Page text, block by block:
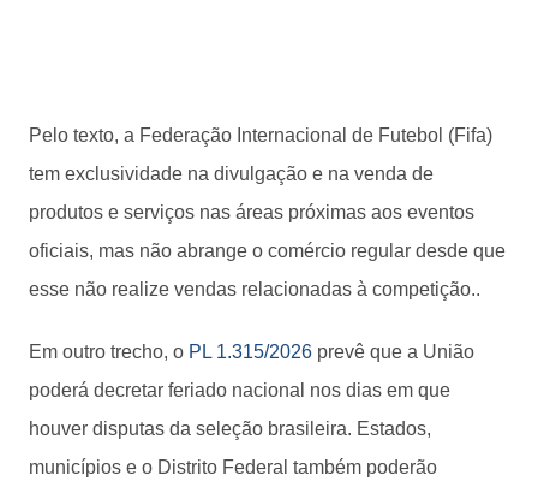
Pelo texto, a Federação Internacional de Futebol (Fifa)
tem exclusividade na divulgação e na venda de
produtos e serviços nas áreas próximas aos eventos
oficiais, mas não abrange o comércio regular desde que
esse não realize vendas relacionadas à competição..
Em outro trecho, o PL 1.315/2026 prevê que a União
poderá decretar feriado nacional nos dias em que
houver disputas da seleção brasileira. Estados,
municípios e o Distrito Federal também poderão